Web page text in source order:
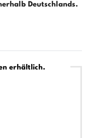
Deutschlands.
erhältlich.